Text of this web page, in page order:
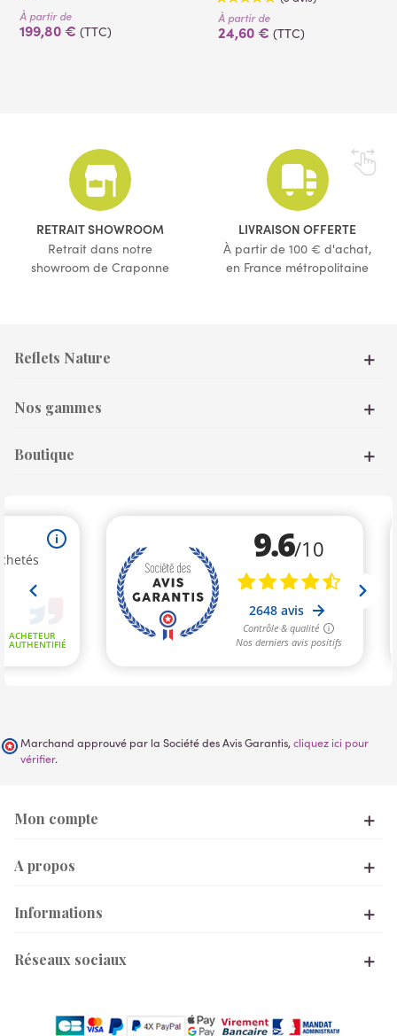
À partir de
199,80 € (TTC)
(3 avis)
À partir de
24,60 € (TTC)
RETRAIT SHOWROOM
Retrait dans notre
showroom de Craponne
LIVRAISON OFFERTE
À partir de 100 € d'achat,
en France métropolitaine
Reflets Nature
Nos gammes
Boutique
Marchand approuvé par la Société des Avis Garantis, cliquez ici pour
vérifier.
Mon compte
A propos
Informations
Réseaux sociaux